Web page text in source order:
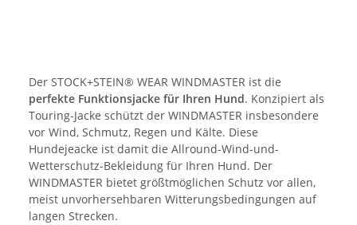
Der STOCK+STEIN® WEAR WINDMASTER ist die
perfekte Funktionsjacke für Ihren Hund. Konzipiert als
Touring-Jacke schützt der WINDMASTER insbesondere
vor Wind, Schmutz, Regen und Kälte. Diese
Hundejeacke ist damit die Allround-Wind-und-
Wetterschutz-Bekleidung für Ihren Hund. Der
WINDMASTER bietet größtmöglichen Schutz vor allen,
meist unvorhersehbaren Witterungsbedingungen auf
langen Strecken.